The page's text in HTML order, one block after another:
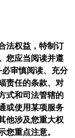
法权益，特制订
您应当阅读并遵
审慎阅读、充分
责任的条款、对
式和司法管辖的
或使用某项服务
他涉及您重大权
重点注意。